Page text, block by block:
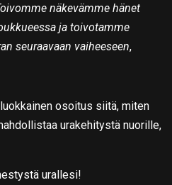
näkevämme hänet
ja toivotamme
seuraavaan vaiheeseen,
osoitus siitä, miten
urakehitystä nuorille,
urallesi!